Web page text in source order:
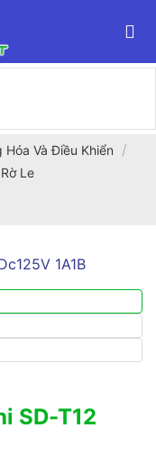
Hóa Và Điều Khiển /
Le
SD-T12